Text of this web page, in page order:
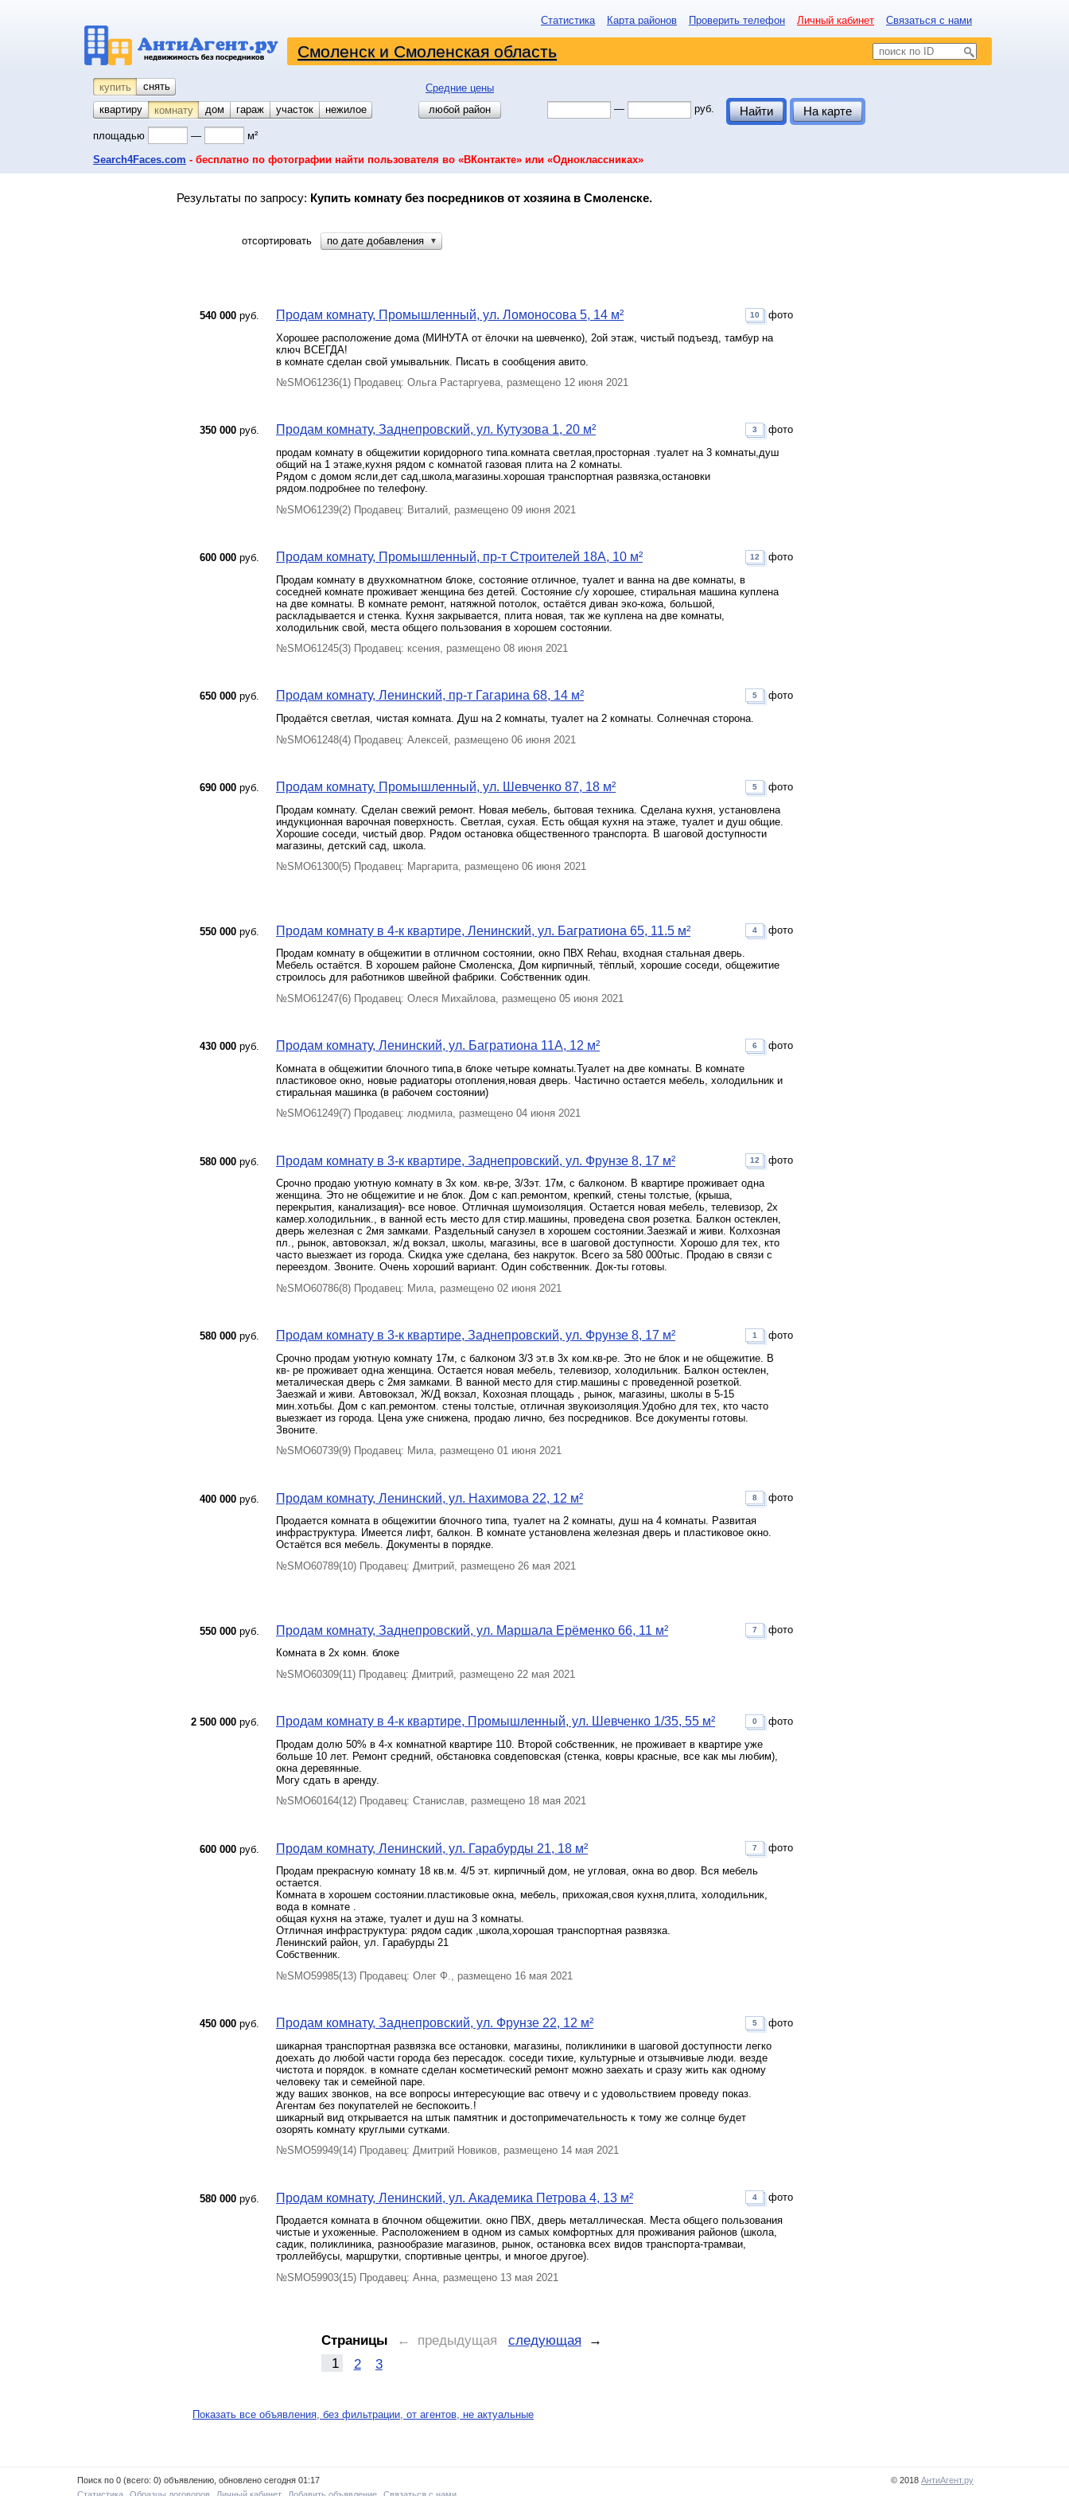
Статистика Карта районов Проверить телефон Личный кабинет Связаться с нами
Смоленск и Смоленская область
купить снять
Средние цены
квартиру
комнату койко-место
дом гараж участок нежилое
площадью — м²
любой район — руб. Найти На карте
Search4Faces.com - бесплатно по фотографии найти пользователя во «ВКонтакте» или «Одноклассниках»
Результаты по запросу: Купить комнату без посредников от хозяина в Смоленске.
отсортировать по дате добавления ▼
540 000 руб. Продам комнату, Промышленный, ул. Ломоносова 5, 14 м²
Хорошее расположение дома (МИНУТА от ёлочки на шевченко), 2ой этаж, чистый подъезд, тамбур на
ключ ВСЕГДА!
в комнате сделан свой умывальник. Писать в сообщения авито.
10 фото
№SMO61236(1) Продавец: Ольга Растаргуева, размещено 12 июня 2021
350 000 руб. Продам комнату, Заднепровский, ул. Кутузова 1, 20 м²
продам комнату в общежитии коридорного типа.комната светлая,просторная .туалет на 3 комнаты,душ
общий на 1 этаже,кухня рядом с комнатой газовая плита на 2 комнаты.
Рядом с домом ясли,дет сад,школа,магазины.хорошая транспортная развязка,остановки
рядом.подробнее по телефону.
3 фото
№SMO61239(2) Продавец: Виталий, размещено 09 июня 2021
600 000 руб. Продам комнату, Промышленный, пр-т Строителей 18А, 10 м²
Продам комнату в двухкомнатном блоке, состояние отличное, туалет и ванна на две комнаты, в
соседней комнате проживает женщина без детей. Состояние с/у хорошее, стиральная машина куплена
на две комнаты. В комнате ремонт, натяжной потолок, остаётся диван эко-кожа, большой,
раскладывается и стенка. Кухня закрывается, плита новая, так же куплена на две комнаты,
холодильник свой, места общего пользования в хорошем состоянии.
12 фото
№SMO61245(3) Продавец: ксения, размещено 08 июня 2021
650 000 руб. Продам комнату, Ленинский, пр-т Гагарина 68, 14 м²
Продаётся светлая, чистая комната. Душ на 2 комнаты, туалет на 2 комнаты. Солнечная сторона.
5 фото
№SMO61248(4) Продавец: Алексей, размещено 06 июня 2021
690 000 руб. Продам комнату, Промышленный, ул. Шевченко 87, 18 м²
Продам комнату. Сделан свежий ремонт. Новая мебель, бытовая техника. Сделана кухня, установлена
индукционная варочная поверхность. Светлая, сухая. Есть общая кухня на этаже, туалет и душ общие.
Хорошие соседи, чистый двор. Рядом остановка общественного транспорта. В шаговой доступности
магазины, детский сад, школа.
5 фото
№SMO61300(5) Продавец: Маргарита, размещено 06 июня 2021
550 000 руб. Продам комнату в 4-к квартире, Ленинский, ул. Багратиона 65, 11.5 м²
Продам комнату в общежитии в отличном состоянии, окно ПВХ Rehau, входная стальная дверь.
Мебель остаётся. В хорошем районе Смоленска, Дом кирпичный, тёплый, хорошие соседи, общежитие
строилось для работников швейной фабрики. Собственник один.
4 фото
№SMO61247(6) Продавец: Олеся Михайлова, размещено 05 июня 2021
430 000 руб. Продам комнату, Ленинский, ул. Багратиона 11А, 12 м²
Комната в общежитии блочного типа,в блоке четыре комнаты.Туалет на две комнаты. В комнате
пластиковое окно, новые радиаторы отопления,новая дверь. Частично остается мебель, холодильник и
стиральная машинка (в рабочем состоянии)
6 фото
№SMO61249(7) Продавец: людмила, размещено 04 июня 2021
580 000 руб. Продам комнату в 3-к квартире, Заднепровский, ул. Фрунзе 8, 17 м²
Срочно продаю уютную комнату в 3х ком. кв-ре, 3/3эт. 17м, с балконом. В квартире проживает одна
женщина. Это не общежитие и не блок. Дом с кап.ремонтом, крепкий, стены толстые, (крыша,
перекрытия, канализация)- все новое. Отличная шумоизоляция. Остается новая мебель, телевизор, 2х
камер.холодильник., в ванной есть место для стир.машины, проведена своя розетка. Балкон остеклен,
дверь железная с 2мя замками. Раздельный санузел в хорошем состоянии.Заезжай и живи. Колхозная
пл., рынок, автовокзал, ж/д вокзал, школы, магазины, все в шаговой доступности. Хорошо для тех, кто
часто выезжает из города. Скидка уже сделана, без накруток. Всего за 580 000тыс. Продаю в связи с
переездом. Звоните. Очень хороший вариант. Один собственник. Док-ты готовы.
12 фото
№SMO60786(8) Продавец: Мила, размещено 02 июня 2021
580 000 руб. Продам комнату в 3-к квартире, Заднепровский, ул. Фрунзе 8, 17 м²
Срочно продам уютную комнату 17м, с балконом 3/3 эт.в 3х ком.кв-ре. Это не блок и не общежитие. В
кв- ре проживает одна женщина. Остается новая мебель, телевизор, холодильник. Балкон остеклен,
металическая дверь с 2мя замками. В ванной место для стир.машины с проведенной розеткой.
Заезжай и живи. Автовокзал, Ж/Д вокзал, Кохозная площадь , рынок, магазины, школы в 5-15
мин.хотьбы. Дом с кап.ремонтом. стены толстые, отличная звукоизоляция.Удобно для тех, кто часто
выезжает из города. Цена уже снижена, продаю лично, без посредников. Все документы готовы.
Звоните.
1 фото
№SMO60739(9) Продавец: Мила, размещено 01 июня 2021
400 000 руб. Продам комнату, Ленинский, ул. Нахимова 22, 12 м²
Продается комната в общежитии блочного типа, туалет на 2 комнаты, душ на 4 комнаты. Развитая
инфраструктура. Имеется лифт, балкон. В комнате установлена железная дверь и пластиковое окно.
Остаётся вся мебель. Документы в порядке.
8 фото
№SMO60789(10) Продавец: Дмитрий, размещено 26 мая 2021
550 000 руб. Продам комнату, Заднепровский, ул. Маршала Ерёменко 66, 11 м²
Комната в 2х комн. блоке
7 фото
№SMO60309(11) Продавец: Дмитрий, размещено 22 мая 2021
2 500 000 руб. Продам комнату в 4-к квартире, Промышленный, ул. Шевченко 1/35, 55 м²
Продам долю 50% в 4-х комнатной квартире 110. Второй собственник, не проживает в квартире уже
больше 10 лет. Ремонт средний, обстановка совдеповская (стенка, ковры красные, все как мы любим),
окна деревянные.
Могу сдать в аренду.
0 фото
№SMO60164(12) Продавец: Станислав, размещено 18 мая 2021
600 000 руб. Продам комнату, Ленинский, ул. Гарабурды 21, 18 м²
Продам прекрасную комнату 18 кв.м. 4/5 эт. кирпичный дом, не угловая, окна во двор. Вся мебель
остается.
Комната в хорошем состоянии.пластиковые окна, мебель, прихожая,своя кухня,плита, холодильник,
вода в комнате .
общая кухня на этаже, туалет и душ на 3 комнаты.
Отличная инфраструктура: рядом садик ,школа,хорошая транспортная развязка.
Ленинский район, ул. Гарабурды 21
Собственник.
7 фото
№SMO59985(13) Продавец: Олег Ф., размещено 16 мая 2021
450 000 руб. Продам комнату, Заднепровский, ул. Фрунзе 22, 12 м²
шикарная транспортная развязка все остановки, магазины, поликлиники в шаговой доступности легко
доехать до любой части города без пересадок. соседи тихие, культурные и отзывчивые люди. везде
чистота и порядок. в комнате сделан косметический ремонт можно заехать и сразу жить как одному
человеку так и семейной паре.
жду ваших звонков, на все вопросы интересующие вас отвечу и с удовольствием проведу показ.
Агентам без покупателей не беспокоить.!
шикарный вид открывается на штык памятник и достопримечательность к тому же солнце будет
озорять комнату круглыми сутками.
5 фото
№SMO59949(14) Продавец: Дмитрий Новиков, размещено 14 мая 2021
580 000 руб. Продам комнату, Ленинский, ул. Академика Петрова 4, 13 м²
Продается комната в блочном общежитии. окно ПВХ, дверь металлическая. Места общего пользования
чистые и ухоженные. Расположением в одном из самых комфортных для проживания районов (школа,
садик, поликлиника, разнообразие магазинов, рынок, остановка всех видов транспорта-трамваи,
троллейбусы, маршрутки, спортивные центры, и многое другое).
4 фото
№SMO59903(15) Продавец: Анна, размещено 13 мая 2021
Страницы ← предыдущая следующая →
1
2 3
Показать все объявления, без фильтрации, от агентов, не актуальные
Поиск по 0 (всего: 0) объявлению, обновлено сегодня 01:17
© 2018 АнтиАгент.ру